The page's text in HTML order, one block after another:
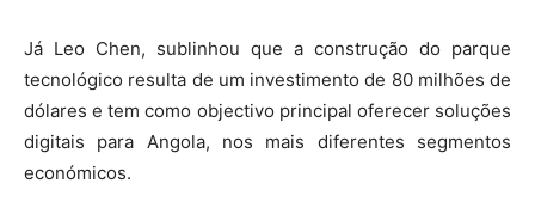
Já Leo Chen, sublinhou que a construção do parque
tecnológico resulta de um investimento de 80 milhões de
dólares e tem como objectivo principal oferecer soluções
digitais para Angola, nos mais diferentes segmentos
económicos.